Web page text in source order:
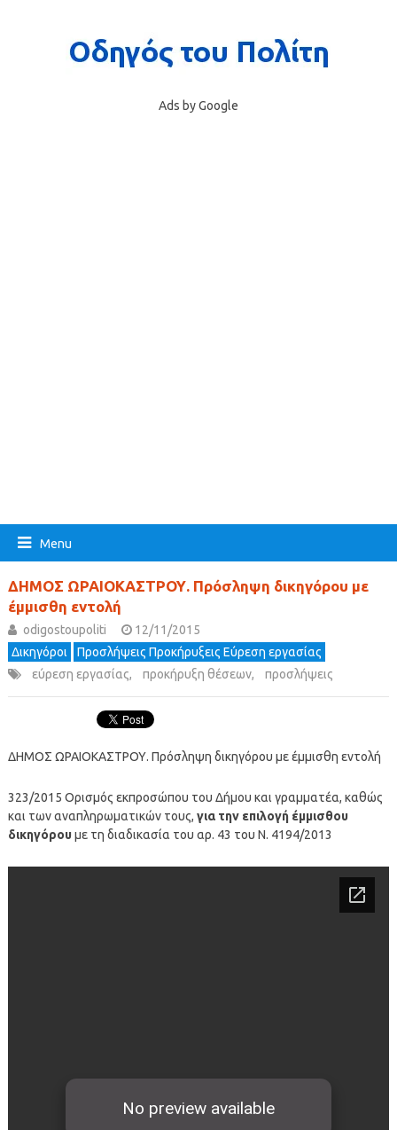
Ads by Google
Menu
ΔΗΜΟΣ ΩΡΑΙΟΚΑΣΤΡΟΥ. Πρόσληψη δικηγόρου με
έμμισθη εντολή
odigostoupoliti
12/11/2015
Δικηγόροι
Προσλήψεις Προκήρυξεις Εύρεση εργασίας
εύρεση εργασίας, προκήρυξη θέσεων, προσλήψεις
ΔΗΜΟΣ ΩΡΑΙΟΚΑΣΤΡΟΥ. Πρόσληψη δικηγόρου με έμμισθη εντολή
323/2015 Ορισμός εκπροσώπου του Δήμου και γραμματέα, καθώς
και των αναπληρωματικών τους, για την επιλογή έμμισθου
δικηγόρουμε τη διαδικασία του αρ. 43 του Ν. 4194/2013